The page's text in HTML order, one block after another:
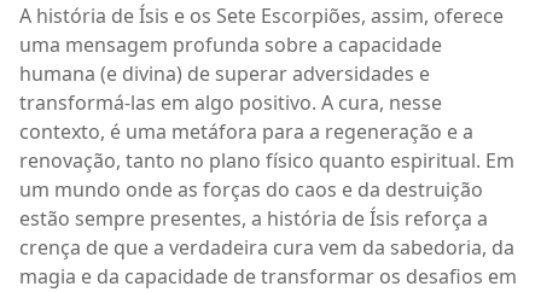
A história de Ísis e os Sete Escorpiões, assim, oferece
uma mensagem profunda sobre a capacidade
humana (e divina) de superar adversidades e
transformá-las em algo positivo. A cura, nesse
contexto, é uma metáfora para a regeneração e a
renovação, tanto no plano físico quanto espiritual. Em
um mundo onde as forças do caos e da destruição
estão sempre presentes, a história de Ísis reforça a
crença de que a verdadeira cura vem da sabedoria, da
magia e da capacidade de transformar os desafios em